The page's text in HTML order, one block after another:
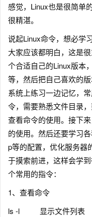
感觉，Linux也是很简单
很精湛。
说起Linux命令，想必学
大家应该都明白，这是
个合适自己的Linux版本
等，然后把自己喜欢的
系统上练习一边记忆，
令，需要熟悉文件目录
查看命令的使用。接下
的使用。然后还要学习
p等的配置，优化服务器
于摸索前进，这样会学
个常用的指令：
1、查看命令
ls -l 显示文件列表